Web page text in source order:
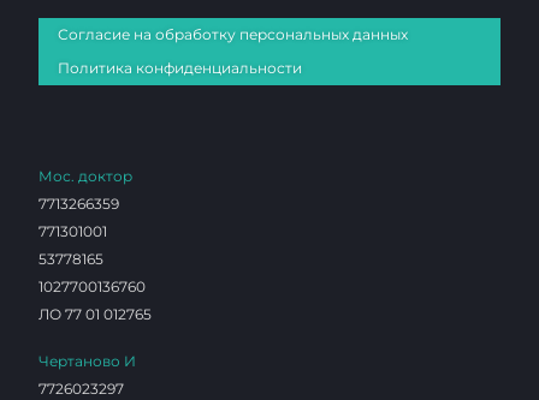
Согласие на обработку персональных данных
Политика конфиденциальности
Мос. доктор
7713266359
771301001
53778165
1027700136760
ЛО 77 01 012765
Чертаново И
7726023297